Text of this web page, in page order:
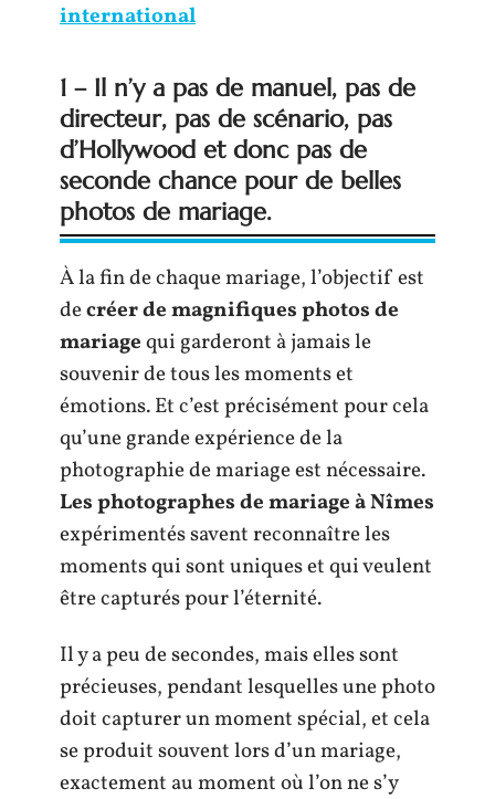
international
1 – Il n’y a pas de manuel, pas de
directeur, pas de scénario, pas
d’Hollywood et donc pas de
seconde chance pour de belles
photos de mariage.
À la fin de chaque mariage, l’objectif est
decréer de magnifiques photos de
mariagequi garderont à jamais le
souvenir de tous les moments et
émotions. Et c’est précisément pour cela
qu’une grande expérience de la
photographie de mariage est nécessaire.
Les photographes de mariage à Nîmes
expérimentés savent reconnaître les
moments qui sont uniques et qui veulent
être capturés pour l’éternité.
Il y a peu de secondes, mais elles sont
précieuses, pendant lesquelles une photo
doit capturer un moment spécial, et cela
se produit souvent lors d’un mariage,
exactement au moment où l’on ne s’y